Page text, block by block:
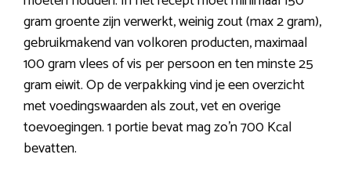
gram groente zijn verwerkt, weinig zout (max 2 gram),
gebruikmakend van volkoren producten, maximaal
100 gram vlees of vis per persoon en ten minste 25
gram eiwit. Op de verpakking vind je een overzicht
met voedingswaarden als zout, vet en overige
toevoegingen. 1 portie bevat mag zo’n 700 Kcal
bevatten.